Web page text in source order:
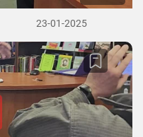
23-01-2025